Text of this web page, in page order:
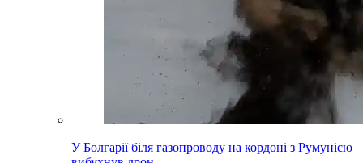
У Болгарії біля газопроводу на кордоні з Румунією